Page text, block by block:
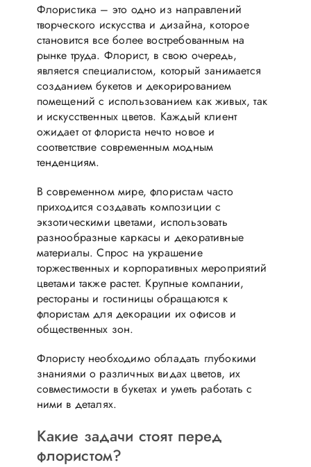
Флористика – это одно из направлений
творческого искусства и дизайна, которое
становится все более востребованным на
рынке труда. Флорист, в свою очередь,
является специалистом, который занимается
созданием букетов и декорированием
помещений с использованием как живых, так
и искусственных цветов. Каждый клиент
ожидает от флориста нечто новое и
соответствие современным модным
тенденциям.
В современном мире, флористам часто
приходится создавать композиции с
экзотическими цветами, использовать
разнообразные каркасы и декоративные
материалы. Спрос на украшение
торжественных и корпоративных мероприятий
цветами также растет. Крупные компании,
рестораны и гостиницы обращаются к
флористам для декорации их офисов и
общественных зон.
Флористу необходимо обладать глубокими
знаниями о различных видах цветов, их
совместимости в букетах и уметь работать с
ними в деталях.
Какие задачи стоят перед
флористом?